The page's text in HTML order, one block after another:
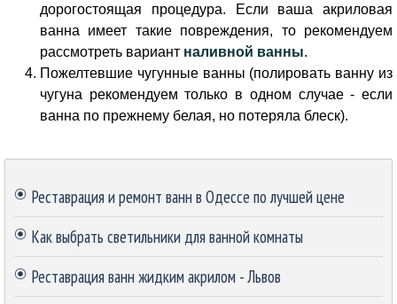
дорогостоящая процедура. Если ваша акриловая
ванна имеет такие повреждения, то рекомендуем
рассмотреть вариант наливной ванны.
Пожелтевшие чугунные ванны (полировать ванну из
чугуна рекомендуем только в одном случае - если
ванна по прежнему белая, но потеряла блеск).
Реставрация и ремонт ванн в Одессе по лучшей цене
Как выбрать светильники для ванной комнаты
Реставрация ванн жидким акрилом - Львов